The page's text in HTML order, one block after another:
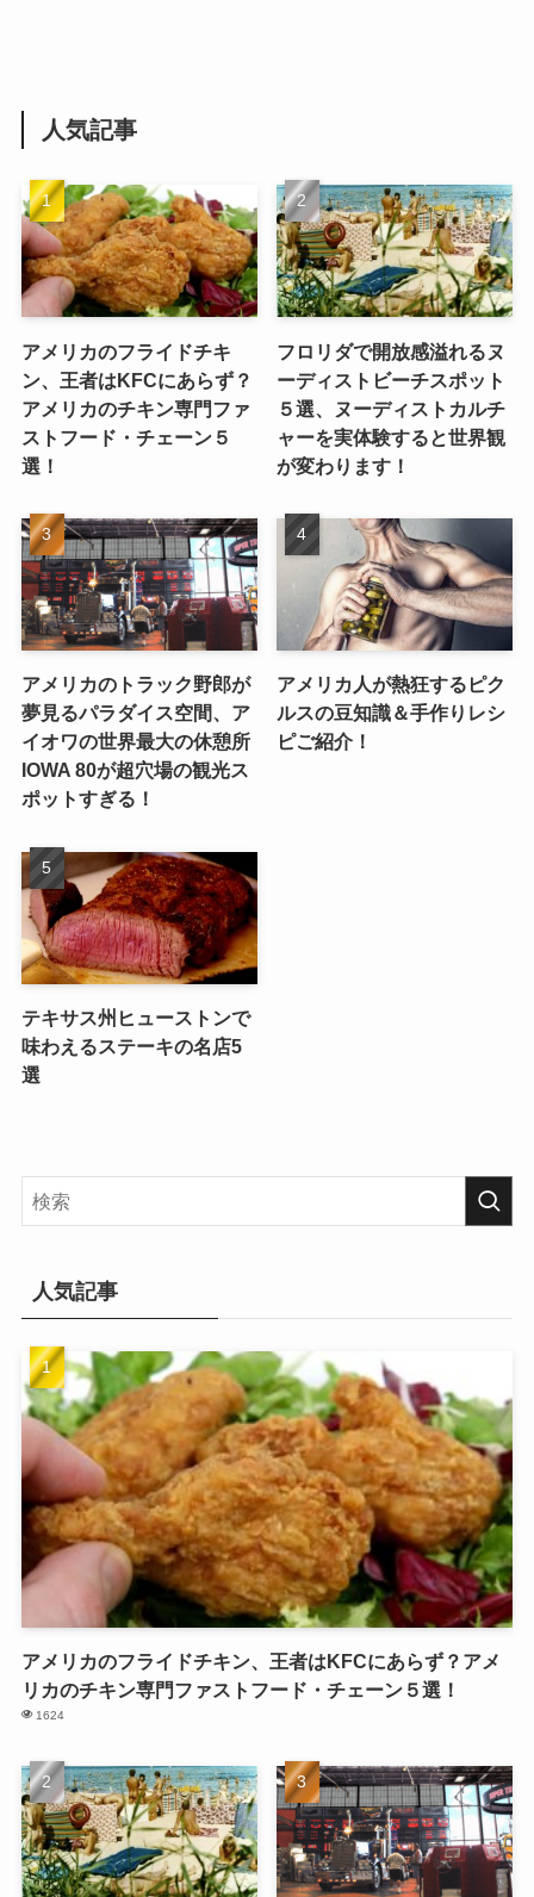
人気記事
アメリカのフライドチキ
ン、王者はKFCにあらず？
アメリカのチキン専門ファ
ストフード・チェーン５
選！
フロリダで開放感溢れるヌ
ーディストビーチスポット
５選、ヌーディストカルチ
ャーを実体験すると世界観
が変わります！
アメリカのトラック野郎が
夢見るパラダイス空間、ア
イオワの世界最大の休憩所
IOWA 80が超穴場の観光ス
ポットすぎる！
アメリカ人が熱狂するピク
ルスの豆知識＆手作りレシ
ピご紹介！
テキサス州ヒューストンで
味わえるステーキの名店5
選
人気記事
アメリカのフライドチキン、王者はKFCにあらず？アメ
リカのチキン専門ファストフード・チェーン５選！
1624